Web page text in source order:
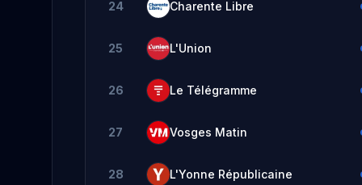
24 Charente Libre
25 L'Union
26 Le Télégramme
27 Vosges Matin
28 L'Yonne Républicaine